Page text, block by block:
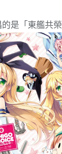
是「東艦共